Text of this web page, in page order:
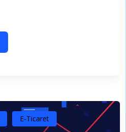
E-Ticaret